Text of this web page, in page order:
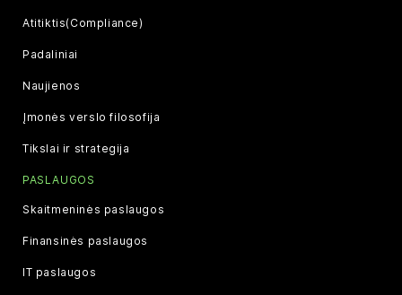
Atitiktis(Compliance)
Padaliniai
Naujienos
Įmonės verslo filosofija
Tikslai ir strategija
PASLAUGOS
Skaitmeninės paslaugos
Finansinės paslaugos
IT paslaugos